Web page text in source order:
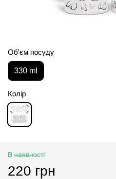
Об'єм посуду
330 ml
Колір
В наявності
220 грн